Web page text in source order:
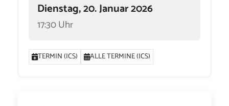
Dienstag, 20. Januar 2026
17:30 Uhr
TERMIN (ICS) ALLE TERMINE (ICS)